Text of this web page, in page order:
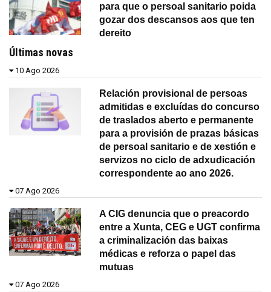
para que o persoal sanitario poida
gozar dos descansos aos que ten
dereito
Últimas novas
10 Ago 2026
Relación provisional de persoas
admitidas e excluídas do concurso
de traslados aberto e permanente
para a provisión de prazas básicas
de persoal sanitario e de xestión e
servizos no ciclo de adxudicación
correspondente ao ano 2026.
07 Ago 2026
A CIG denuncia que o preacordo
entre a Xunta, CEG e UGT confirma
a criminalización das baixas
médicas e reforza o papel das
mutuas
07 Ago 2026